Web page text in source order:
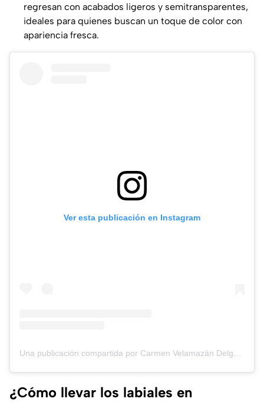
regresan con acabados ligeros y semitransparentes,
ideales para quienes buscan un toque de color con
apariencia fresca.
Ver esta publicación en Instagram
¿Cómo llevar los labiales en